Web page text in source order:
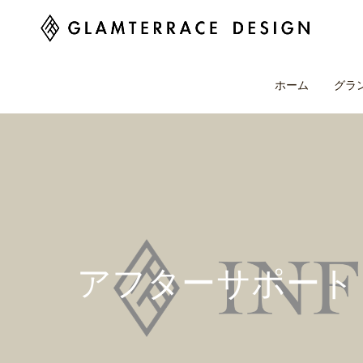
ホーム グラ
アフターサポート